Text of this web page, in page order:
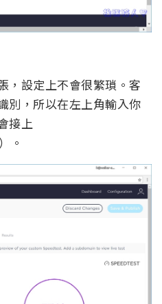
，設定上不會很繁瑣。客
別，所以在左上角輸入你
接上
。